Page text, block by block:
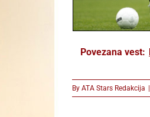
Povezana vest:
By ATA Stars Redakcija